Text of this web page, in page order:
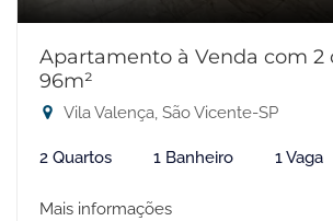
Apartamento à Venda com 2
96m²
Vila Valença, São Vicente-SP
2 Quartos 1 Banheiro 1 Vaga
Mais informações